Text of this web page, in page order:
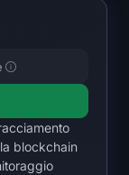
blockchain